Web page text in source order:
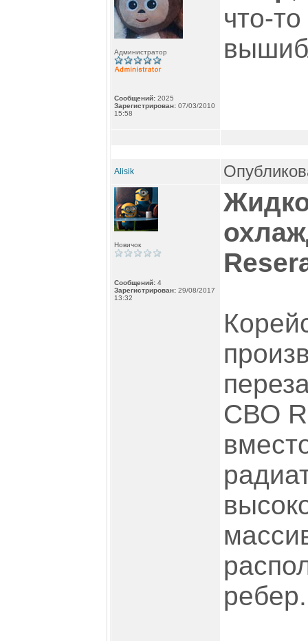
Администратор
Сообщений: 2025
Зарегистрирован: 07/03/2010
15:58
что-
Alisik
Новичок
Сообщений: 4
Зарегистрирован: 29/08/2017
13:32
СВО
ребер.